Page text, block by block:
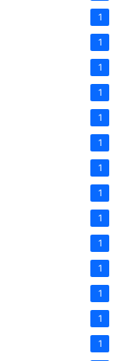
1
1
1
1
1
1
1
1
1
1
1
1
1
1